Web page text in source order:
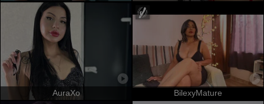
AuraXo BilexyMature